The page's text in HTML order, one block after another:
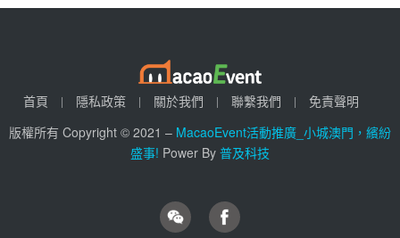
首頁 隱私政策 關於我們 聯繫我們
免責聲明
版權所有 Copyright © 2021 – MacaoEvent活動推廣_小城澳門，繽紛
盛事! Power By 普及科技